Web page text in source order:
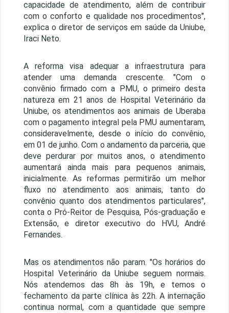
capacidade de atendimento, além de contribuir
com o conforto e qualidade nos procedimentos",
explica o diretor de serviços em saúde da Uniube,
Iraci Neto.
A reforma visa adequar a infraestrutura para
atender uma demanda crescente. "Com o
convênio firmado com a PMU, o primeiro desta
natureza em 21 anos de Hospital Veterinário da
Uniube, os atendimentos aos animais de Uberaba
com o pagamento integral pela PMU aumentaram,
consideravelmente, desde o início do convênio,
em 01 de junho. Com o andamento da parceria, que
deve perdurar por muitos anos, o atendimento
aumentará ainda mais para pequenos animais,
inicialmente. As reformas permitirão um melhor
fluxo no atendimento aos animais, tanto do
convênio quanto dos atendimentos particulares",
conta o Pró-Reitor de Pesquisa, Pós-graduação e
Extensão, e diretor executivo do HVU, André
Fernandes.
Mas os atendimentos não param. "Os horários do
Hospital Veterinário da Uniube seguem normais.
Nós atendemos das 8h às 19h, e temos o
fechamento da parte clínica às 22h. A internação
continua normal, com a quantidade que sempre